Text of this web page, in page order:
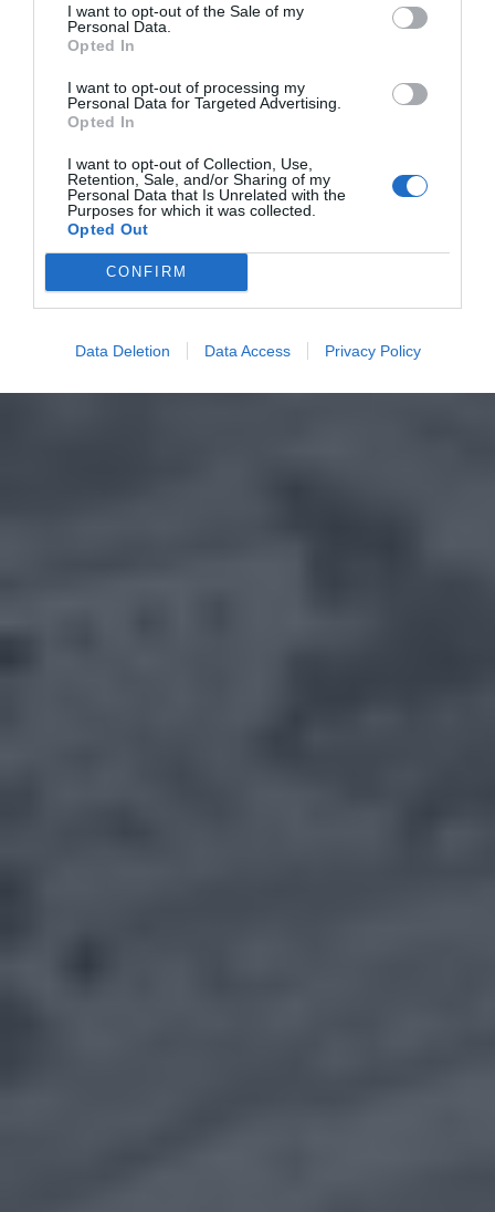
I want to opt-out of the Sale of my
Personal Data.
Opted In
I want to opt-out of processing my
Personal Data for Targeted Advertising.
Opted In
I want to opt-out of Collection, Use,
Retention, Sale, and/or Sharing of my
Personal Data that Is Unrelated with the
Purposes for which it was collected.
Opted Out
CONFIRM
Data Deletion Data Access Privacy Policy